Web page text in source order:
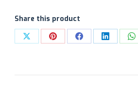
määrä
Share this product
Share Share Share Share